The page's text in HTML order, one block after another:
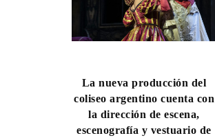
La nueva producción del
coliseo argentino cuenta con
la dirección de escena,
escenografía y vestuario de